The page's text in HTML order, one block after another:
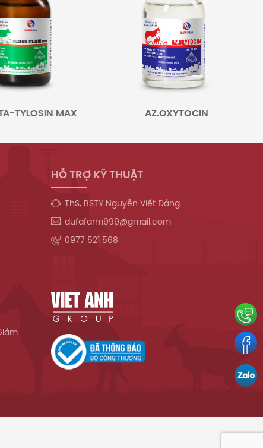
AZ.OXYTOCIN FLODOXIN
HỖ TRỢ KỸ THUẬT
ThS, BSTY Nguyễn Viết Đảng
dufafarm999@gmail.com
0977 521 568